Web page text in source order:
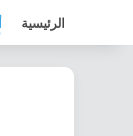
الرئيسية